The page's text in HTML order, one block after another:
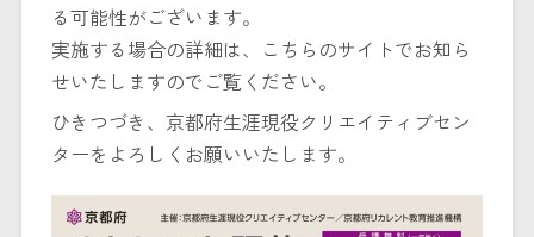
る可能性がございます。
実施する場合の詳細は、こちらのサイトでお知ら
せいたしますのでご覧ください。
ひきつづき、京都府生涯現役クリエイティブセン
ターをよろしくお願いいたします。